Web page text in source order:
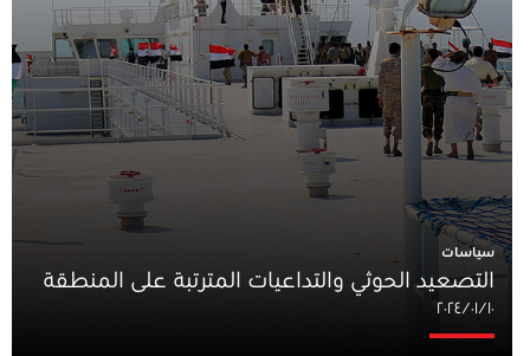
سياسات
التصعيد الحوثي والتداعيات المترتبة على المنطقة
١٠‏/٠١‏/٢٠٢٤